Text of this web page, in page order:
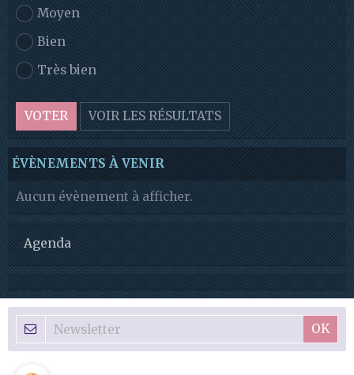
Moyen
Bien
Très bien
VOTER VOIR LES RÉSULTATS
ÉVÈNEMENTS À VENIR
Aucun évènement à afficher.
Agenda